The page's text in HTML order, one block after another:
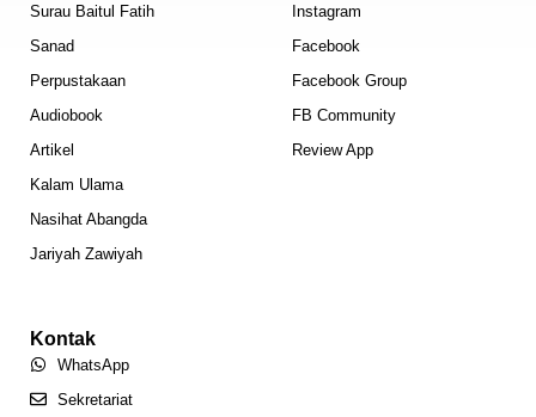
Surau Baitul Fatih
Sanad
Perpustakaan
Audiobook
Artikel
Kalam Ulama
Nasihat Abangda
Jariyah Zawiyah
Instagram
Facebook
Facebook Group
FB Community
Review App
Kontak
WhatsApp
Sekretariat